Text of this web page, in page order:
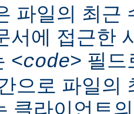
파일의 최근
서에 접근한
<code> 필드
으로 파일의
클라이언트